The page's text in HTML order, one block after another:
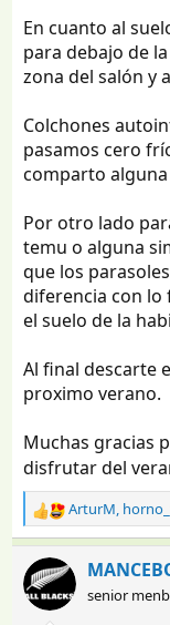
En cuanto al
para debajo de
zona del salón y
Colchones
pasamos cero
comparto
Por otro lado
temu o alguna
que los
diferencia con lo
el suelo de la
Al final descarte
proximo verano.
Muchas gracias
disfrutar del
R
e
a
c
c
ArturM,
senior